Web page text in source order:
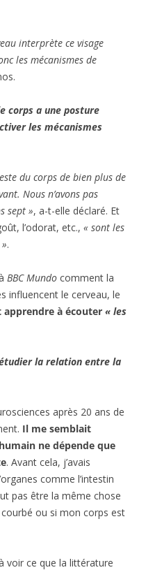
interprète ce visage
les mécanismes de
corps a une posture
les mécanismes
du corps de bien plus de
Nous n’avons pas
sept », a-t-elle déclaré. Et
l’odorat, etc., « sont les
.
BBC Mundo comment la
influencent le cerveau, le
à écouter « les
la relation entre la
après 20 ans de
Il me semblait
ne dépende que
. Avant cela, j’avais
comme l’intestin
pas être la même chose
ou si mon corps est
voir ce que la littérature